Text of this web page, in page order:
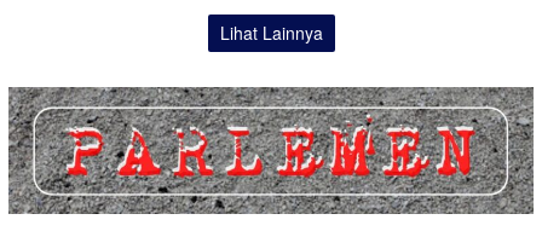
Lihat Lainnya